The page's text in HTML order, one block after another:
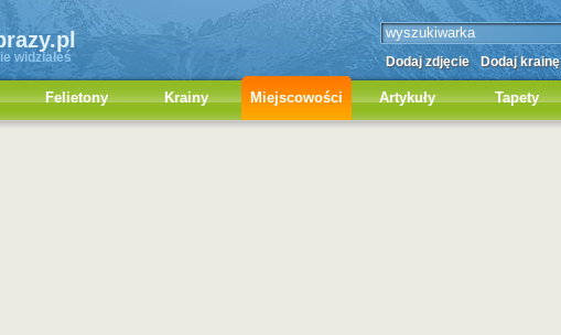
widziałeś Dodaj zdjęcie Dodaj krainę
Felietony Krainy Miejscowości Artykuły Tapety